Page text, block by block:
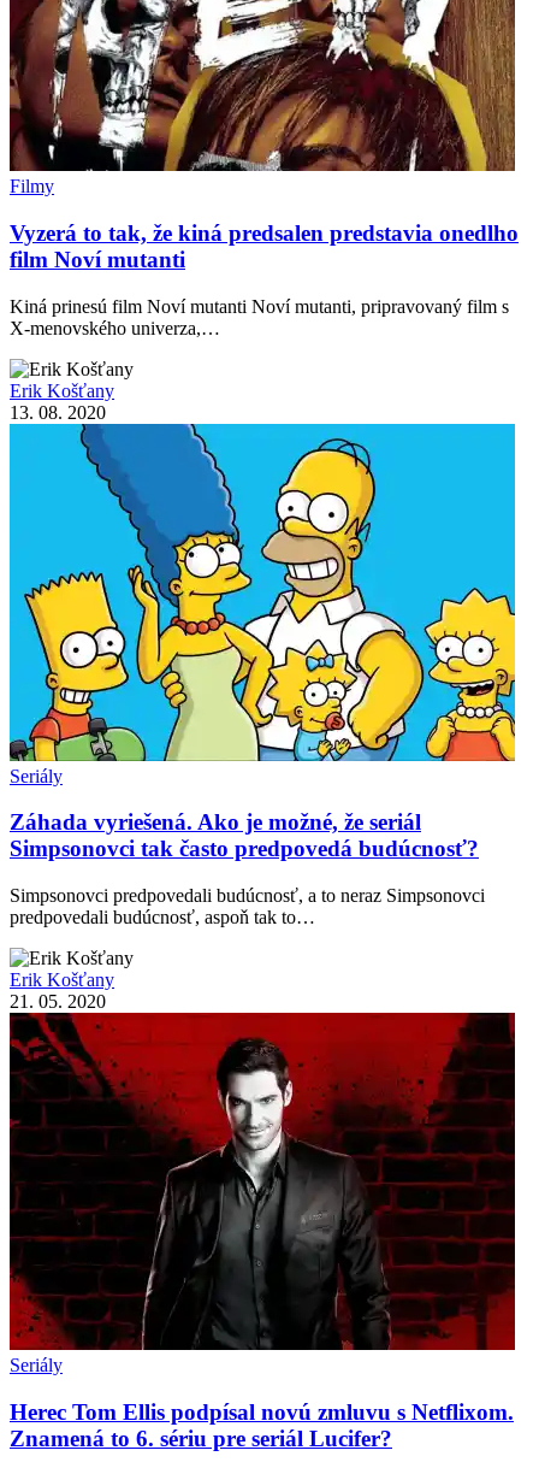
Filmy
Vyzerá to tak, že kiná predsalen predstavia onedlho
film Noví mutanti
Kiná prinesú film Noví mutanti Noví mutanti, pripravovaný film s
X-menovského univerza,…
Erik Košťany
13. 08. 2020
Seriály
Záhada vyriešená. Ako je možné, že seriál
Simpsonovci tak často predpovedá budúcnosť?
Simpsonovci predpovedali budúcnosť, a to neraz Simpsonovci
predpovedali budúcnosť, aspoň tak to…
Erik Košťany
21. 05. 2020
Seriály
Herec Tom Ellis podpísal novú zmluvu s Netflixom.
Znamená to 6. sériu pre seriál Lucifer?